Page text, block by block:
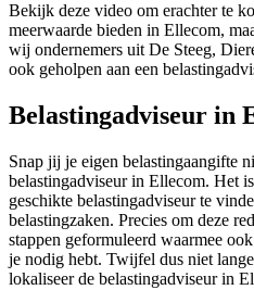
Bekijk deze video om erachter te
meerwaarde bieden in Ellecom,
wij ondernemers uit De Steeg,
ook geholpen aan een
Belastingadviseur in
Snap jij je eigen belastingaangifte
belastingadviseur in Ellecom. Het
geschikte belastingadviseur te
belastingzaken. Precies om deze
stappen geformuleerd waarmee
je nodig hebt. Twijfel dus niet
lokaliseer de belastingadviseur in